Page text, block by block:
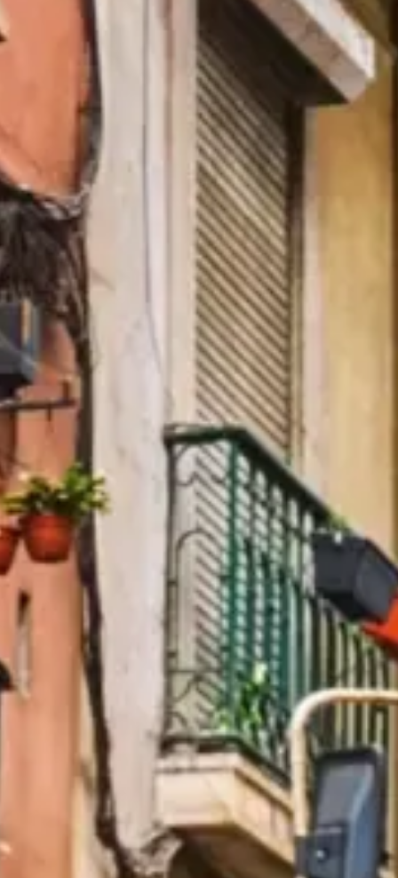
看什么 实用信息 常见问题
卡券
里斯本旅游通行证：常见问题
关于覆盖范围、有效期、实用建议与特殊使用情形的完整解
答，帮助你在里斯本更好地规划行程。